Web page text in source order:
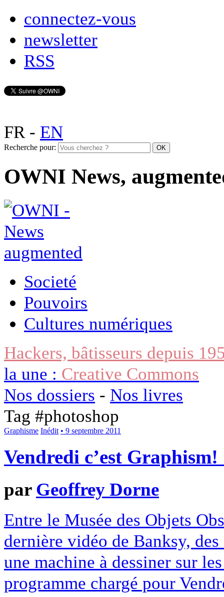
connectez-vous
newsletter
RSS
FR- EN
Recherche pour:
OWNI News,
Societé
Pouvoirs
Cultures numériques
Hackers, bâtisseurs depuis
la une : Creative Commons
Nos dossiers - Nos livres
Tag #photoshop
Graphisme Inédit • 9 septembre 2011
Vendredi c’est Graphism!
par Geoffrey Dorne
Entre le Musée des Objets
dernière vidéo de Banksy,
une machine à dessiner sur
programme chargé pour